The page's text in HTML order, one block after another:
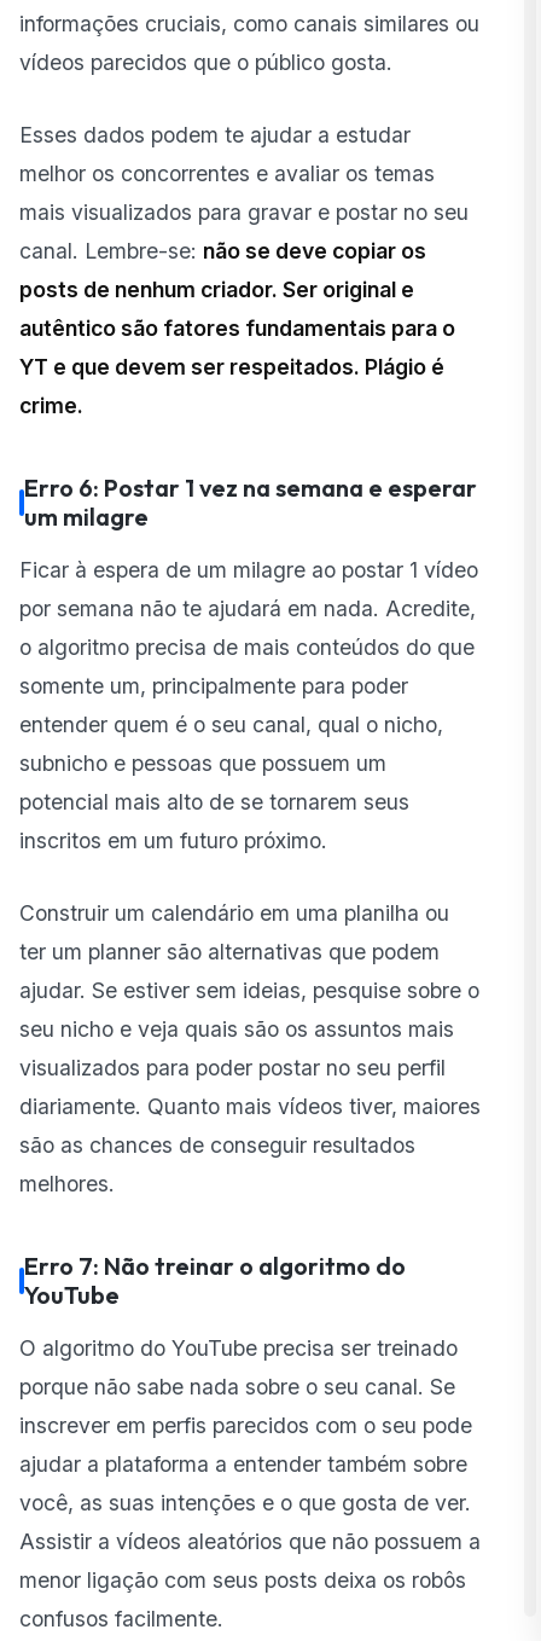
informações cruciais, como canais similares ou
vídeos parecidos que o público gosta.
Esses dados podem te ajudar a estudar
melhor os concorrentes e avaliar os temas
mais visualizados para gravar e postar no seu
canal. Lembre-se: não se deve copiar os
posts de nenhum criador. Ser original e
autêntico são fatores fundamentais para o
YT e que devem ser respeitados. Plágio é
crime.
Erro 6: Postar 1 vez na semana e esperar
um milagre
Ficar à espera de um milagre ao postar 1 vídeo
por semana não te ajudará em nada. Acredite,
o algoritmo precisa de mais conteúdos do que
somente um, principalmente para poder
entender quem é o seu canal, qual o nicho,
subnicho e pessoas que possuem um
potencial mais alto de se tornarem seus
inscritos em um futuro próximo.
Construir um calendário em uma planilha ou
ter um planner são alternativas que podem
ajudar. Se estiver sem ideias, pesquise sobre o
seu nicho e veja quais são os assuntos mais
visualizados para poder postar no seu perfil
diariamente. Quanto mais vídeos tiver, maiores
são as chances de conseguir resultados
melhores.
Erro 7: Não treinar o algoritmo do
YouTube
O algoritmo do YouTube precisa ser treinado
porque não sabe nada sobre o seu canal. Se
inscrever em perfis parecidos com o seu pode
ajudar a plataforma a entender também sobre
você, as suas intenções e o que gosta de ver.
Assistir a vídeos aleatórios que não possuem a
menor ligação com seus posts deixa os robôs
confusos facilmente.